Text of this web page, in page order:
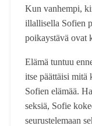
Kun vanhempi,
illallisella Sofien
poikaystävä ovat
Elämä tuntuu
itse päättäisi
Sofien elämää.
seksiä, Sofie
seurustelemaan